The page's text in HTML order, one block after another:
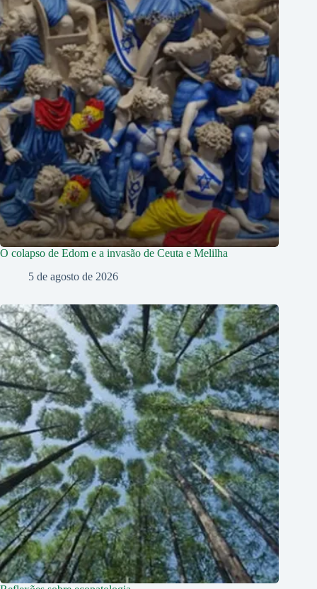
O colapso de Edom e a invasão de Ceuta e Melilha
5 de agosto de 2026